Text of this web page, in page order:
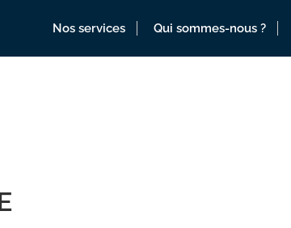
Nos services Qui sommes-nous ?